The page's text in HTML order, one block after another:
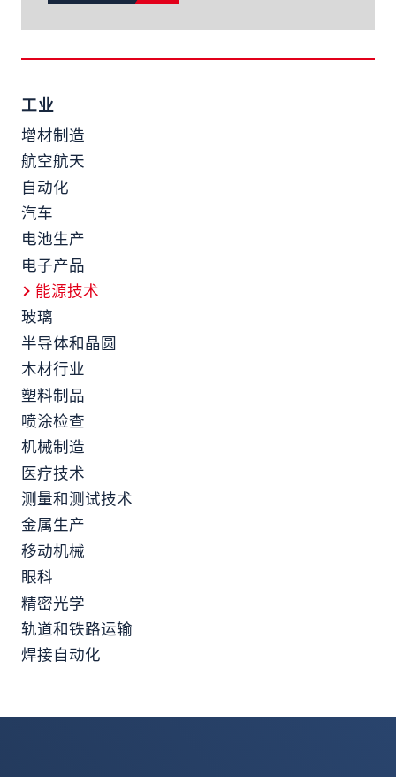
工业
增材制造
航空航天
自动化
汽车
电池生产
电子产品
能源技术
玻璃
半导体和晶圆
木材行业
塑料制品
喷涂检查
机械制造
医疗技术
测量和测试技术
金属生产
移动机械
眼科
精密光学
轨道和铁路运输
焊接自动化